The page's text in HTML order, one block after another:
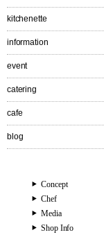
kitchenette
information
event
catering
cafe
blog
Concept
Chef
Media
Shop Info